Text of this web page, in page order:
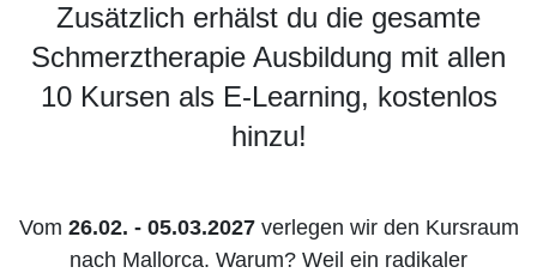
Zusätzlich erhälst du die gesamte
Schmerztherapie Ausbildung mit allen
10 Kursen als E-Learning, kostenlos
hinzu!
Vom 26.02. - 05.03.2027verlegen wir den Kursraum
nach Mallorca. Warum? Weil ein radikaler